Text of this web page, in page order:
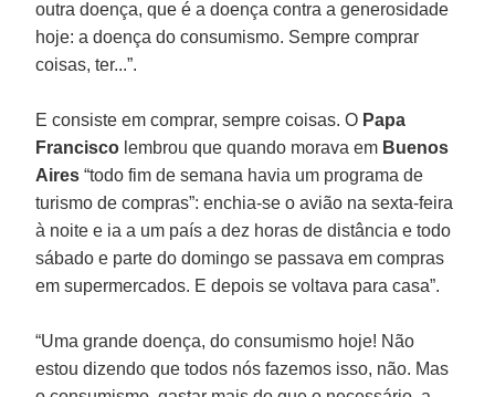
outra doença, que é a doença contra a generosidade
hoje: a doença do consumismo. Sempre comprar
coisas, ter...”.
E consiste em comprar, sempre coisas. O Papa
Francisco lembrou que quando morava em Buenos
Aires “todo fim de semana havia um programa de
turismo de compras”: enchia-se o avião na sexta-feira
à noite e ia a um país a dez horas de distância e todo
sábado e parte do domingo se passava em compras
em supermercados. E depois se voltava para casa”.
“Uma grande doença, do consumismo hoje! Não
estou dizendo que todos nós fazemos isso, não. Mas